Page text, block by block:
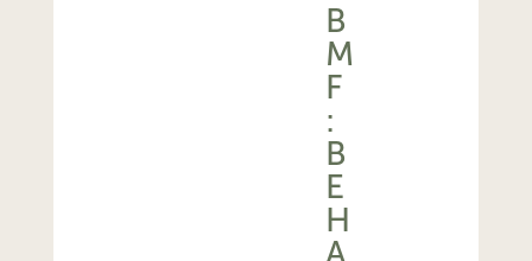
B
M
F
:
B
E
H